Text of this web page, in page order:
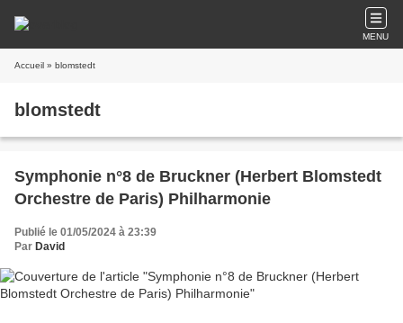
MENU
Accueil » blomstedt
blomstedt
Symphonie n°8 de Bruckner (Herbert Blomstedt
Orchestre de Paris) Philharmonie
Publié le 01/05/2024 à 23:39
Par David